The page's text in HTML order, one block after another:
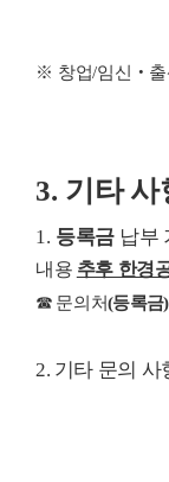
※ 창업/임신 ‧
3. 기타 사
1. 등록금 납부
내용 추후 한경
☎ 문의처(등록금)
2. 기타 문의 사